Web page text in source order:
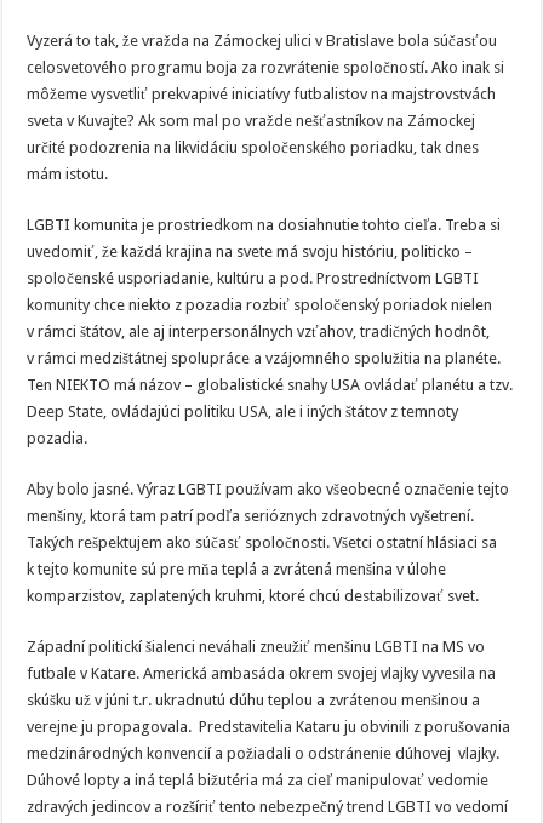
Vyzerá to tak, že vražda na Zámockej ulici v Bratislave bola súčasťou
celosvetového programu boja za rozvrátenie spoločností. Ako inak si
môžeme vysvetliť prekvapivé iniciatívy futbalistov na majstrovstvách
sveta v Kuvajte? Ak som mal po vražde nešťastníkov na Zámockej
určité podozrenia na likvidáciu spoločenského poriadku, tak dnes
mám istotu.
LGBTI komunita je prostriedkom na dosiahnutie tohto cieľa. Treba si
uvedomiť, že každá krajina na svete má svoju históriu, politicko –
spoločenské usporiadanie, kultúru a pod. Prostredníctvom LGBTI
komunity chce niekto z pozadia rozbiť spoločenský poriadok nielen
v rámci štátov, ale aj interpersonálnych vzťahov, tradičných hodnôt,
v rámci medzištátnej spolupráce a vzájomného spolužitia na planéte.
Ten NIEKTO má názov – globalistické snahy USA ovládať planétu a tzv.
Deep State, ovládajúci politiku USA, ale i iných štátov z temnoty
pozadia.
Aby bolo jasné. Výraz LGBTI používam ako všeobecné označenie tejto
menšiny, ktorá tam patrí podľa serióznych zdravotných vyšetrení.
Takých rešpektujem ako súčasť spoločnosti. Všetci ostatní hlásiaci sa
k tejto komunite sú pre mňa teplá a zvrátená menšina v úlohe
komparzistov, zaplatených kruhmi, ktoré chcú destabilizovať svet.
Západní politickí šialenci neváhali zneužiť menšinu LGBTI na MS vo
futbale v Katare. Americká ambasáda okrem svojej vlajky vyvesila na
skúšku už v júni t.r. ukradnutú dúhu teplou a zvrátenou menšinou a
verejne ju propagovala. Predstavitelia Kataru ju obvinili z porušovania
medzinárodných konvencií a požiadali o odstránenie dúhovej vlajky.
Dúhové lopty a iná teplá bižutéria má za cieľ manipulovať vedomie
zdravých jedincov a rozšíriť tento nebezpečný trend LGBTI vo vedomí